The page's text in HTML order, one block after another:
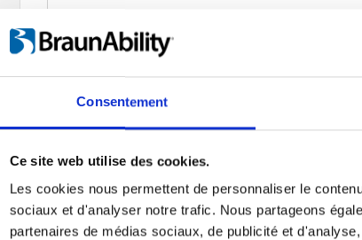
Consentement
Ce site web utilise des cookies.
Les cookies nous permettent de personnaliser le
sociaux et d'analyser notre trafic. Nous partageons
partenaires de médias sociaux, de publicité et